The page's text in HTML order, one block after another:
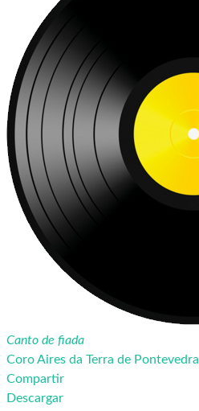
Canto de fiada
Coro Aires da Terra de Pontevedra
Compartir
Descargar